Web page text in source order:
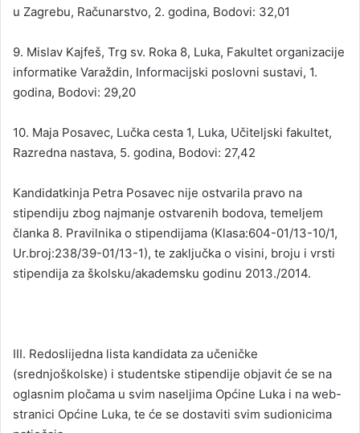
u Zagrebu, Računarstvo, 2. godina, Bodovi: 32,01
9. Mislav Kajfeš, Trg sv. Roka 8, Luka, Fakultet organizacije
informatike Varaždin, Informacijski poslovni sustavi, 1.
godina, Bodovi: 29,20
10. Maja Posavec, Lučka cesta 1, Luka, Učiteljski fakultet,
Razredna nastava, 5. godina, Bodovi: 27,42
Kandidatkinja Petra Posavec nije ostvarila pravo na
stipendiju zbog najmanje ostvarenih bodova, temeljem
članka 8. Pravilnika o stipendijama (Klasa:604-01/13-10/1,
Ur.broj:238/39-01/13-1), te zaključka o visini, broju i vrsti
stipendija za školsku/akademsku godinu 2013./2014.
III. Redoslijedna lista kandidata za učeničke
(srednjoškolske) i studentske stipendije objavit će se na
oglasnim pločama u svim naseljima Općine Luka i na web-
stranici Općine Luka, te će se dostaviti svim sudionicima